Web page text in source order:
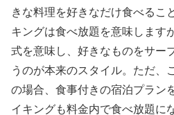
きな料理を好きなだけ食べるこ
キングは食べ放題を意味します
式を意味し、好きなものをサー
うのが本来のスタイル。ただ、
の場合、食事付きの宿泊プラン
イキングも料金内で食べ放題に